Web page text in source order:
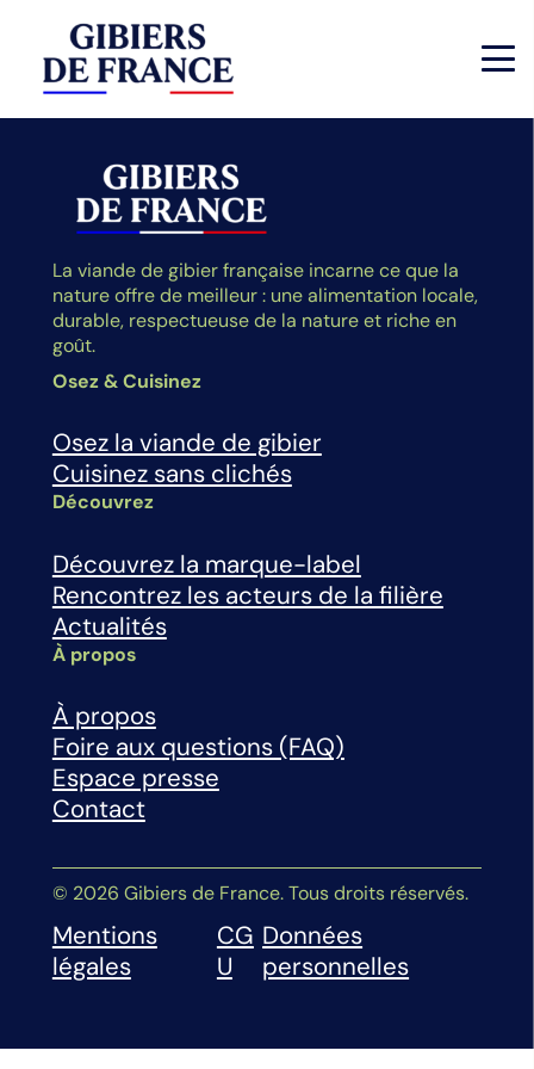
La viande de gibier française incarne ce que la
nature offre de meilleur : une alimentation locale,
durable, respectueuse de la nature et riche en
goût.
Osez & Cuisinez
Osez la viande de gibier
Cuisinez sans clichés
Découvrez
Découvrez la marque-label
Rencontrez les acteurs de la filière
Actualités
À propos
À propos
Foire aux questions (FAQ)
Espace presse
Contact
© 2026 Gibiers de France. Tous droits réservés.
Mentions
légales
CG
U
Données
personnelles